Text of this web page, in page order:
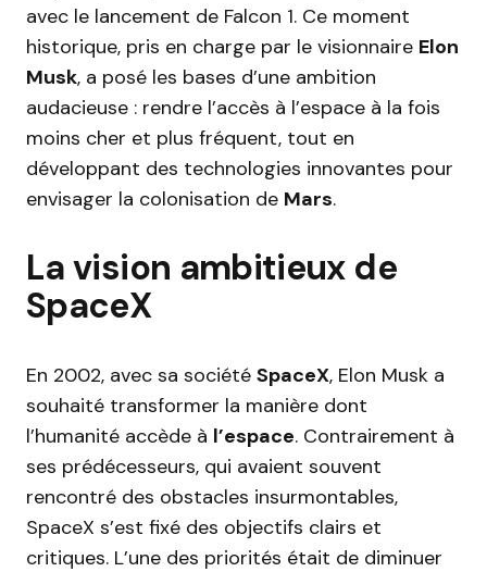
avec le lancement de Falcon 1. Ce moment
historique, pris en charge par le visionnaire Elon
Musk, a posé les bases d’une ambition
audacieuse : rendre l’accès à l’espace à la fois
moins cher et plus fréquent, tout en
développant des technologies innovantes pour
envisager la colonisation de Mars.
La vision ambitieux de
SpaceX
En 2002, avec sa société SpaceX, Elon Musk a
souhaité transformer la manière dont
l’humanité accède à l’espace. Contrairement à
ses prédécesseurs, qui avaient souvent
rencontré des obstacles insurmontables,
SpaceX s’est fixé des objectifs clairs et
critiques. L’une des priorités était de diminuer